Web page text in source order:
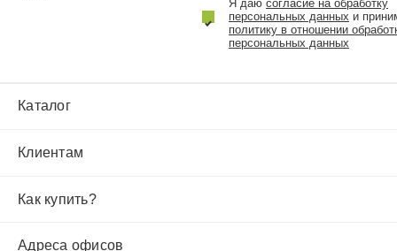
Каталог
Клиентам
Как купить?
Адреса офисов
Я даю согласие на обработку
персональных данных и
политику в отношении
персональных данных